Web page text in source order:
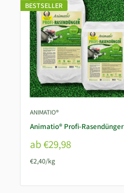
BESTSELLER
ANIMATIO®
Animatio® Profi-Rasendünger
Sonderpreis
ab €29,98
€2,40/kg